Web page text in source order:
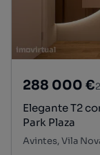
288 000 €
Elegante T2
Park Plaza
Avintes, Vila